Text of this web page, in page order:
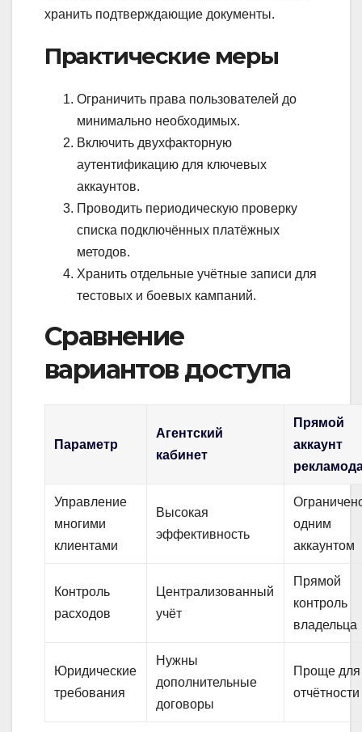
хранить подтверждающие документы.
Практические меры
Ограничить права пользователей до
минимально необходимых.
Включить двухфакторную
аутентификацию для ключевых
аккаунтов.
Проводить периодическую проверку
списка подключённых платёжных
методов.
Хранить отдельные учётные записи для
тестовых и боевых кампаний.
Сравнение
вариантов доступа
Параметр
Агентский
кабинет
Прямой
аккаунт
Управление
многими
клиентами
Высокая
эффективность
одним
аккаунтом
Контроль
расходов
Централизованный
учёт
Прямой
контроль
владельца
Юридические
требования
Нужны
дополнительные
договоры
Проще для
отчётности